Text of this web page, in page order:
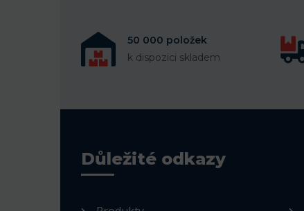
50 000 položek
k dispozici skladem
Důležité odkazy